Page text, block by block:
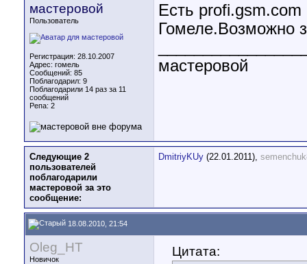
мастеровой
Пользователь
Регистрация: 28.10.2007
Адрес: гомель
Сообщений: 85
Поблагодарил: 9
Поблагодарили 14 раз за 11
сообщений
Репа: 2
Есть
Гомеле.Возможно
мастеровой
Следующие 2
пользователей
поблагодарили
мастеровой за это
сообщение:
DmitriyKUy (22.01.2011),
18.08.2010, 21:54
Oleg_HT
Новичок
Цитата: